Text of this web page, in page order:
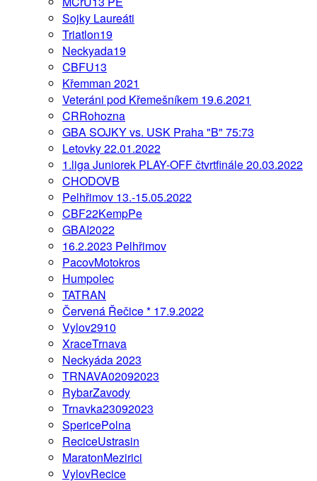
Sojky Laureáti
Triatlon19
Neckyada19
CBFU13
Křemman 2021
Veteráni pod Křemešníkem 19.6.2021
CRRohozna
GBA SOJKY vs. USK Praha "B" 75:73
Letovky 22.01.2022
1.liga Juniorek PLAY-OFF čtvrtfinále 20.03.2022
CHODOVB
Pelhřimov 13.-15.05.2022
CBF22KempPe
GBAI2022
16.2.2023 Pelhřimov
PacovMotokros
Humpolec
TATRAN
Červená Řečice * 17.9.2022
Vylov2910
XraceTrnava
Neckyáda 2023
TRNAVA02092023
RybarZavody
Trnavka23092023
SpericePolna
ReciceUstrasin
MaratonMezirici
VylovRecice